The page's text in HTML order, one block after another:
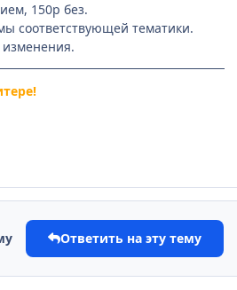
150р без.
соответствующей тематики.
Ответить на эту тему